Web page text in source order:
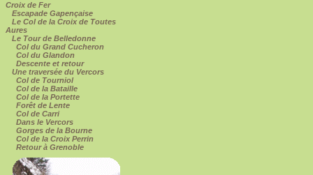
Croix de Fer
Escapade Gapençaise
Le Col de la Croix de Toutes
Aures
Le Tour de Belledonne
Col du Grand Cucheron
Col du Glandon
Descente et retour
Une traversée du Vercors
Col de Tourniol
Col de la Bataille
Col de la Portette
Forêt de Lente
Col de Carri
Dans le Vercors
Gorges de la Bourne
Col de la Croix Perrin
Retour à Grenoble